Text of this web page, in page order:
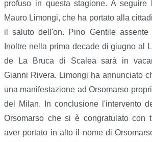
profuso in questa stagione. A seguire
Mauro Limongi, che ha portato alla
il saluto dell'on. Pino Gentile assente
Inoltre nella prima decade di giugno al
de La Bruca di Scalea sarà in
Gianni Rivera. Limongi ha annunciato
una manifestazione ad Orsomarso
del Milan. In conclusione l'intervento
Orsomarso che si è congratulato con
aver portato in alto il nome di